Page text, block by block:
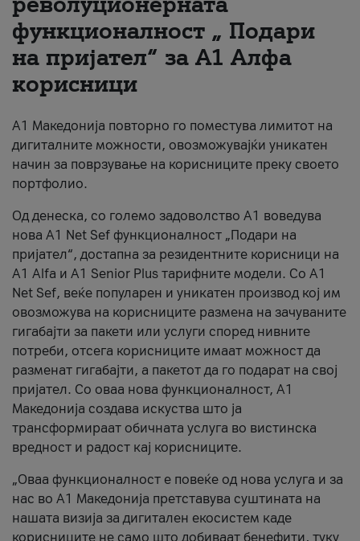
За нас
#ПодобарОнлајн
функционалност „ Подари
на пријател“ за А1 Алфа
корисници
А1 Македонија повторно го поместува лимитот на
дигиталните можности, овозможувајќи уникатен
начин за поврзување на корисниците преку своето
портфолио.
Од денеска, со големо задоволство А1 воведува
нова A1 Net Sef функционалност „Подари на
пријател“, достапна за резидентните корисници на
А1 Alfa и A1 Senior Plus тарифните модели. Со A1
Net Sef, веќе популарен и уникатен производ кој им
овозможува на корисниците размена на зачуваните
гигабајти за пакети или услуги според нивните
потреби, отсега корисниците имаат можност да
разменат гигабајти, а пакетот да го подарат на свој
пријател. Со оваа нова функционалност, А1
Македонија создава искуства што ја
трансформираат обичната услуга во вистинска
вредност и радост кај корисниците.
„Оваа функционалност е повеќе од нова услуга и за
нас во А1 Македонија претставува суштината на
нашата визија за дигитален екосистем каде
корисниците не само што добиваат бенефити, туку